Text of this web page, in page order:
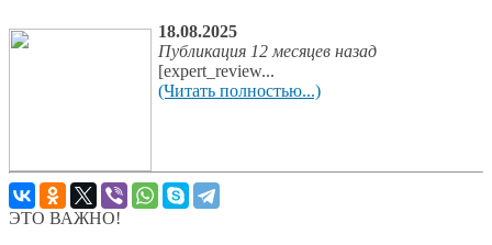
18.08.2025
Публикация 12 месяцев назад
[expert_review...
(Читать полностью...)
ЭТО ВАЖНО!